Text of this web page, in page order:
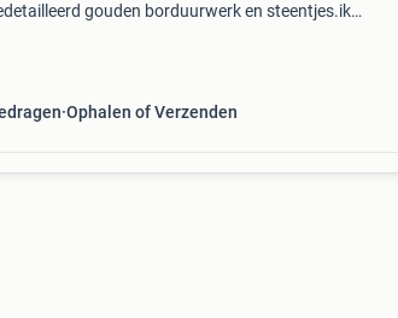
gouden borduurwerk en steentjes.ik
Ophalen of Verzenden